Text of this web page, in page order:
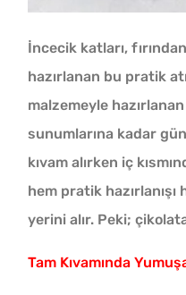
İncecik katları,
hazırlanan bu pratik
malzemeyle
sunumlarına kadar
kıvam alırken iç
hem pratik
yerini alır. Peki;
Tam Kıvamında